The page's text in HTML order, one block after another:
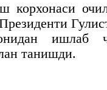
корхонаси
ишлаб
танишди.